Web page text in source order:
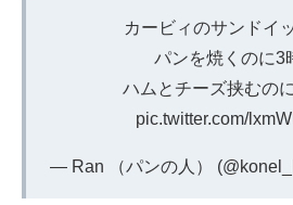
カービィのサンドイ
パンを焼くのに3
ハムとチーズ挟むの
pic.twitter.com/
— Ran （パンの人）